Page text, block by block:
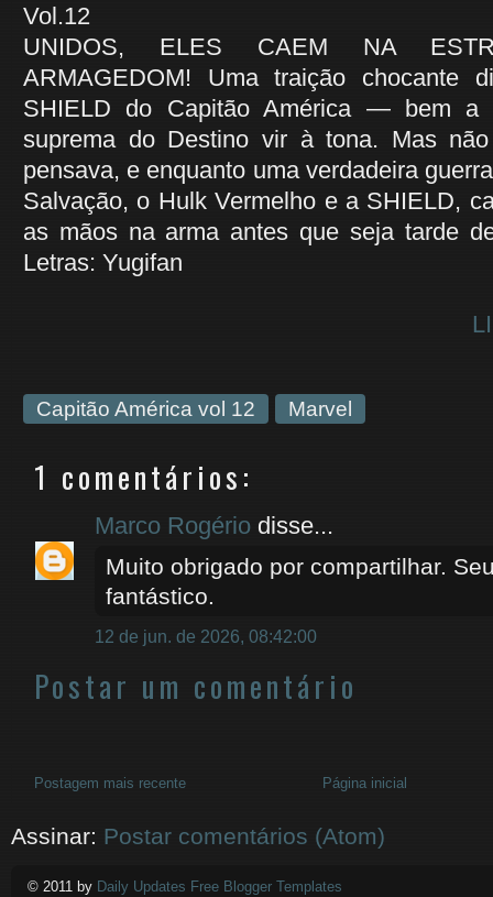
Vol.12
UNIDOS, ELES CAEM NA
ARMAGEDOM! Uma traição chocante
SHIELD do Capitão América — bem a
suprema do Destino vir à tona. Mas
pensava, e enquanto uma verdadeira
Salvação, o Hulk Vermelho e a SHIELD,
as mãos na arma antes que seja tarde
Letras: Yugifan
Capitão América vol 12 Marvel
1 comentários:
Marco Rogério disse...
Muito obrigado por compartilhar.
fantástico.
12 de jun. de 2026, 08:42:00
Postar um comentário
Postagem mais recente Página inicial
Assinar: Postar comentários (Atom)
© 2011 by Daily Updates Free Blogger Templates